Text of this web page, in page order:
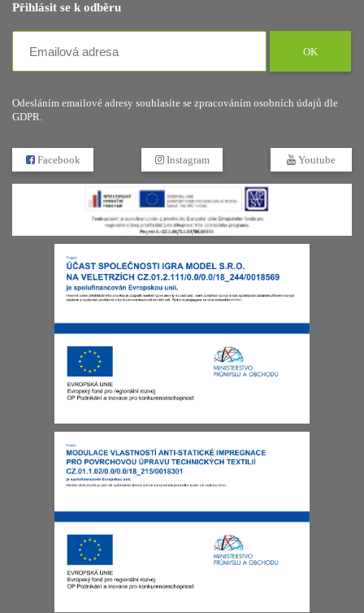
Přihlásit se k odběru
OK
Odesláním emailové adresy souhlasíte se zpracováním osobních údajů dle
GDPR.
Facebook Instagram Youtube